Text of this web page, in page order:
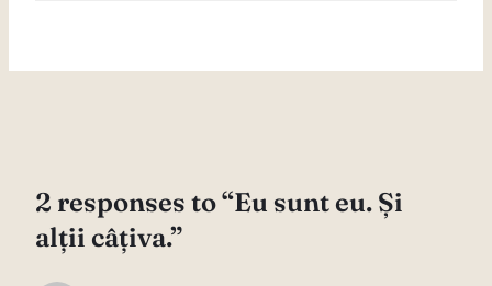
2 responses to “Eu sunt eu. Și
alții câțiva.”